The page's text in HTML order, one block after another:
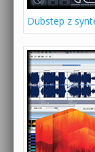
Dubstep z